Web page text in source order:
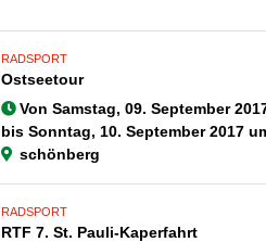
RADSPORT
Ostseetour
Von Samstag, 09. September
bisSonntag, 10. September 2017
schönberg
RADSPORT
RTF 7. St. Pauli-Kaperfahrt